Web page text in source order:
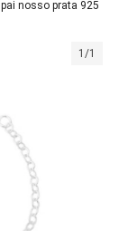
nosso prata 925
1/1